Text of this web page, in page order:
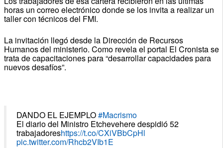
horas un correo electrónico donde se los invita a realizar un
taller con técnicos del FMI.
La invitación llegó desde la Dirección de Recursos
Humanos del ministerio. Como revela el portal El Cronista se
trata de capacitaciones para “desarrollar capacidades para
nuevos desafíos”.
DANDO EL EJEMPLO#Macrismo
El diario del Ministro Etchevehere despidió 52
trabajadoreshttps://t.co/CXiVBbCpHl
pic.twitter.com/Rhcb2VIb1E